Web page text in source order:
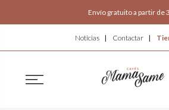
Envío gratuito a partir de
Noticias Contactar